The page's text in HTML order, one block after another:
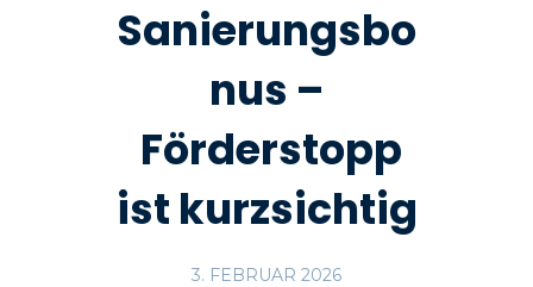
Sanierungsbo
nus –
Förderstopp
ist kurzsichtig
3. FEBRUAR 2026